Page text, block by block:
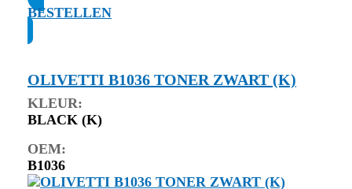
BESTELLEN
OLIVETTI B1036 TONER ZWART (K)
KLEUR:
BLACK (K)
OEM:
B1036